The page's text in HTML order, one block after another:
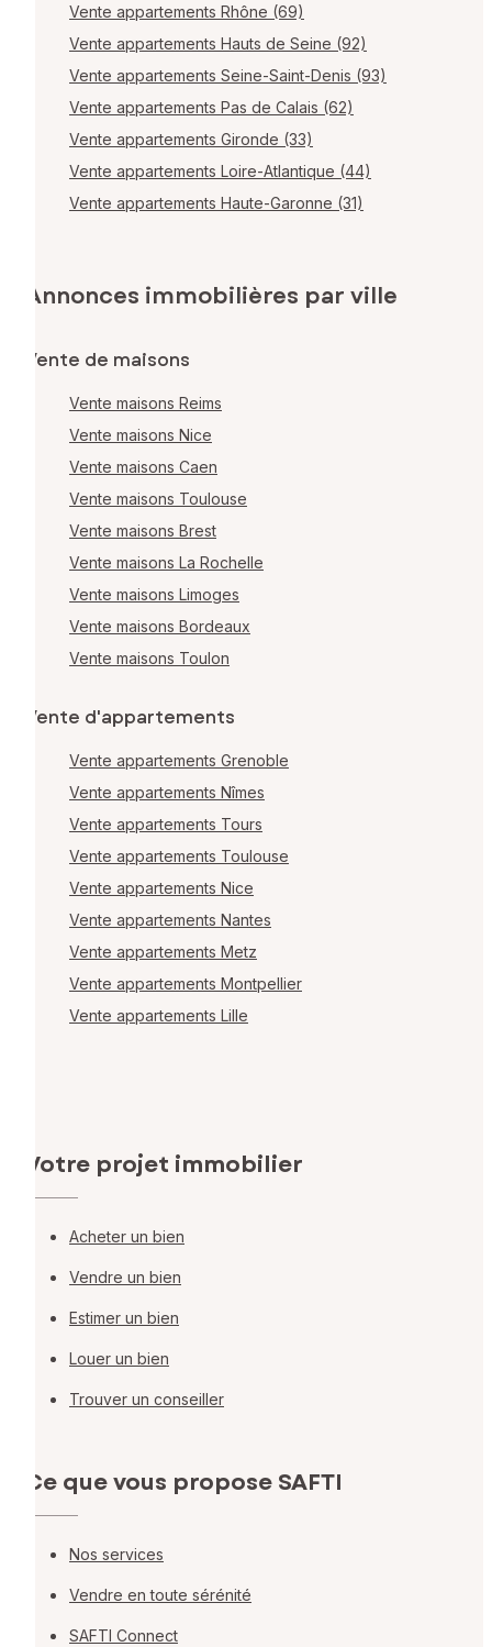
Vente appartements Rhône (69)
Vente appartements Hauts de Seine (92)
Vente appartements Seine-Saint-Denis (93)
Vente appartements Pas de Calais (62)
Vente appartements Gironde (33)
Vente appartements Loire-Atlantique (44)
Vente appartements Haute-Garonne (31)
Annonces immobilières par ville
Vente de maisons
Vente maisons Reims
Vente maisons Nice
Vente maisons Caen
Vente maisons Toulouse
Vente maisons Brest
Vente maisons La Rochelle
Vente maisons Limoges
Vente maisons Bordeaux
Vente maisons Toulon
Vente d'appartements
Vente appartements Grenoble
Vente appartements Nîmes
Vente appartements Tours
Vente appartements Toulouse
Vente appartements Nice
Vente appartements Nantes
Vente appartements Metz
Vente appartements Montpellier
Vente appartements Lille
Votre projet immobilier
Acheter un bien
Vendre un bien
Estimer un bien
Louer un bien
Trouver un conseiller
Ce que vous propose SAFTI
Nos services
Vendre en toute sérénité
SAFTI Connect